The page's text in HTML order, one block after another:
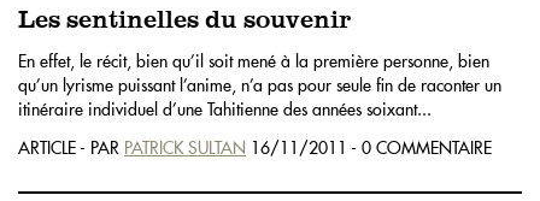
Les sentinelles du souvenir
En effet, le récit, bien qu’il soit mené à la première personne, bien
qu’un lyrisme puissant l’anime, n’a pas pour seule fin de raconter un
itinéraire individuel d’une Tahitienne des années soixant...
ARTICLE - PAR PATRICK SULTAN 16/11/2011 - 0 COMMENTAIRE